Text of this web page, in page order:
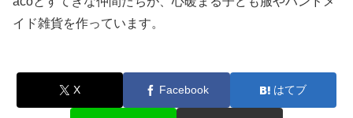
イド雑貨を作っています。
X Facebook はてブ